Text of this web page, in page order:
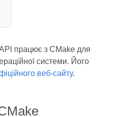
працює з CMake для
системи. Його
веб-сайту.